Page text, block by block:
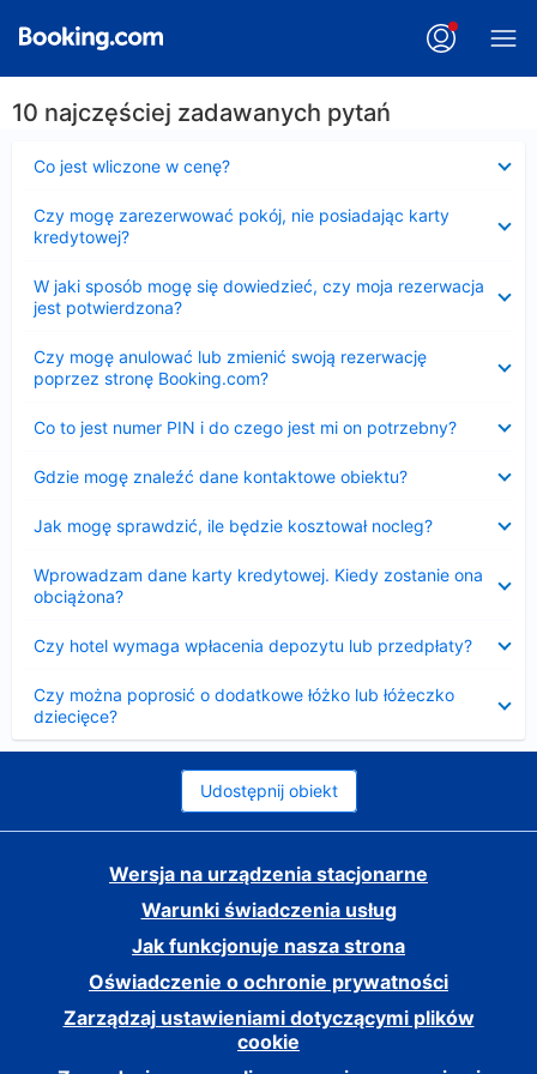
10 najczęściej zadawanych pytań
Co jest wliczone w cenę?
Czy mogę zarezerwować pokój, nie posiadając karty
kredytowej?
W jaki sposób mogę się dowiedzieć, czy moja rezerwacja
jest potwierdzona?
Czy mogę anulować lub zmienić swoją rezerwację
poprzez stronę Booking.com?
Co to jest numer PIN i do czego jest mi on potrzebny?
Gdzie mogę znaleźć dane kontaktowe obiektu?
Jak mogę sprawdzić, ile będzie kosztował nocleg?
Wprowadzam dane karty kredytowej. Kiedy zostanie ona
obciążona?
Czy hotel wymaga wpłacenia depozytu lub przedpłaty?
Czy można poprosić o dodatkowe łóżko lub łóżeczko
dziecięce?
Udostępnij obiekt
Wersja na urządzenia stacjonarne
Warunki świadczenia usług
Jak funkcjonuje nasza strona
Oświadczenie o ochronie prywatności
Zarządzaj ustawieniami dotyczącymi plików
cookie